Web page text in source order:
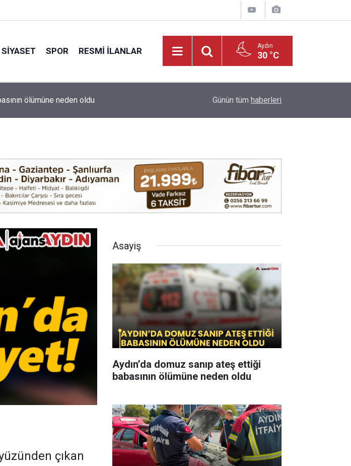
SIYASET SPOR RESMI İLANLAR Aydın
30 °C
oldu Vali Varol, Adalet Bakan Yardımcısı Can Tuncay'ı
Günün tüm haberleri
çıkan
Asayiş
Aydın’da domuz sanıp ateş ettiği
babasının ölümüne neden oldu